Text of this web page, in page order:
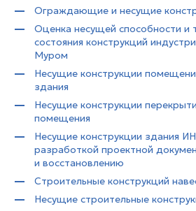
Ограждающие и несущие
Оценка несущей способности и
состояния конструкций
Муром
Несущие конструкции
здания
Несущие конструкции
помещения
Несущие конструкции здания
разработкой проектной
и восстановлению
Строительные конструкций
Несущие строительные